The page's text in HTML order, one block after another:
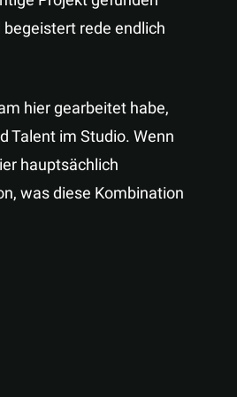
rede endlich
hier gearbeitet habe,
Talent im Studio. Wenn
hauptsächlich
was diese Kombination